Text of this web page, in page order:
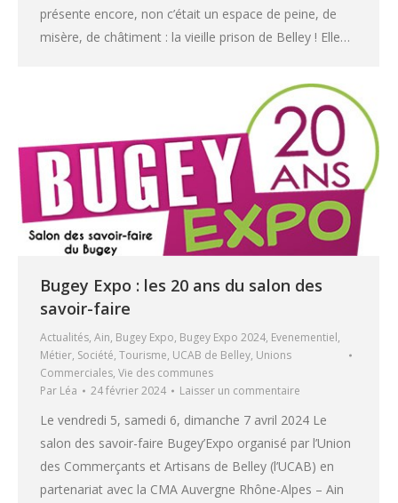
présente encore, non c’était un espace de peine, de
misère, de châtiment : la vieille prison de Belley ! Elle…
Bugey Expo : les 20 ans du salon des
savoir-faire
Actualités, Ain, Bugey Expo, Bugey Expo 2024, Evenementiel,
Métier, Société, Tourisme, UCAB de Belley, Unions
Commerciales, Vie des communes
Par Léa 24 février 2024 Laisser un commentaire
Le vendredi 5, samedi 6, dimanche 7 avril 2024 Le
salon des savoir-faire Bugey’Expo organisé par l’Union
des Commerçants et Artisans de Belley (l’UCAB) en
partenariat avec la CMA Auvergne Rhône-Alpes – Ain